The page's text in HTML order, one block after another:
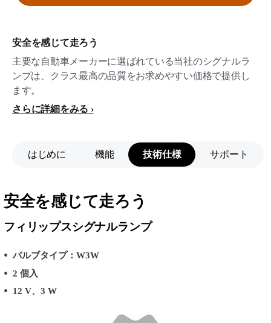
安全を感じて走ろう
主要な自動車メーカーに選ばれている当社のシグナルラ
ンプは、クラス最高の品質をお求めやすい価格で提供し
ます。
さらに詳細をみる
はじめに 機能 技術仕様 サポート
安全を感じて走ろう
フィリップスシグナルランプ
バルブタイプ：W3W
2 個入
12 V、3 W